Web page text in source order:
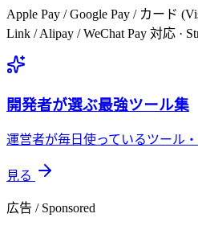
Apple Pay / Google Pay / カード
Link / Alipay / WeChat Pay 対応 ·
開発者が選ぶ最強ツール集
運営者が毎日使っているツール
見る
広告 / Sponsored